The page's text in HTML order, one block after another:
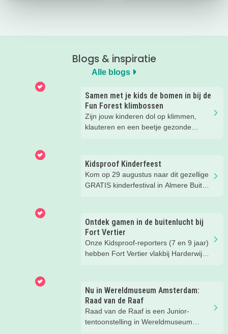
Blogs & inspiratie
Alle blogs
Samen met je kids de bomen in bij de
Fun Forest klimbossen
Zijn jouw kinderen dol op klimmen,
klauteren en een beetje gezonde
bij een klimbos van Fun Forest en heel
eerlijk... wij hadden niet verwacht dat
we zóveel zouden lachen. En het gaf
Kidsproof Kinderfeest
Kom op 29 augustus naar dit gezellige
GRATIS kinderfestival in Almere Buiten
Ontdek gamen in de buitenlucht bij
Fort Vertier
Onze Kidsproof-reporters (7 en 9 jaar)
hebben Fort Vertier vlakbij Harderwijk
over de Romeinen die hier vroeger
hebben gewoond.
Nu in Wereldmuseum Amsterdam:
Raad van de Raaf
Raad van de Raaf is een Junior-
tentoonstelling in Wereldmuseum